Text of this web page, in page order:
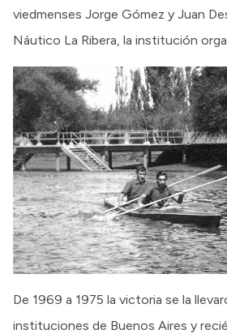
viedmenses Jorge Gómez y Juan
Náutico La Ribera, la institución
De 1969 a 1975 la victoria se la
instituciones de Buenos Aires y